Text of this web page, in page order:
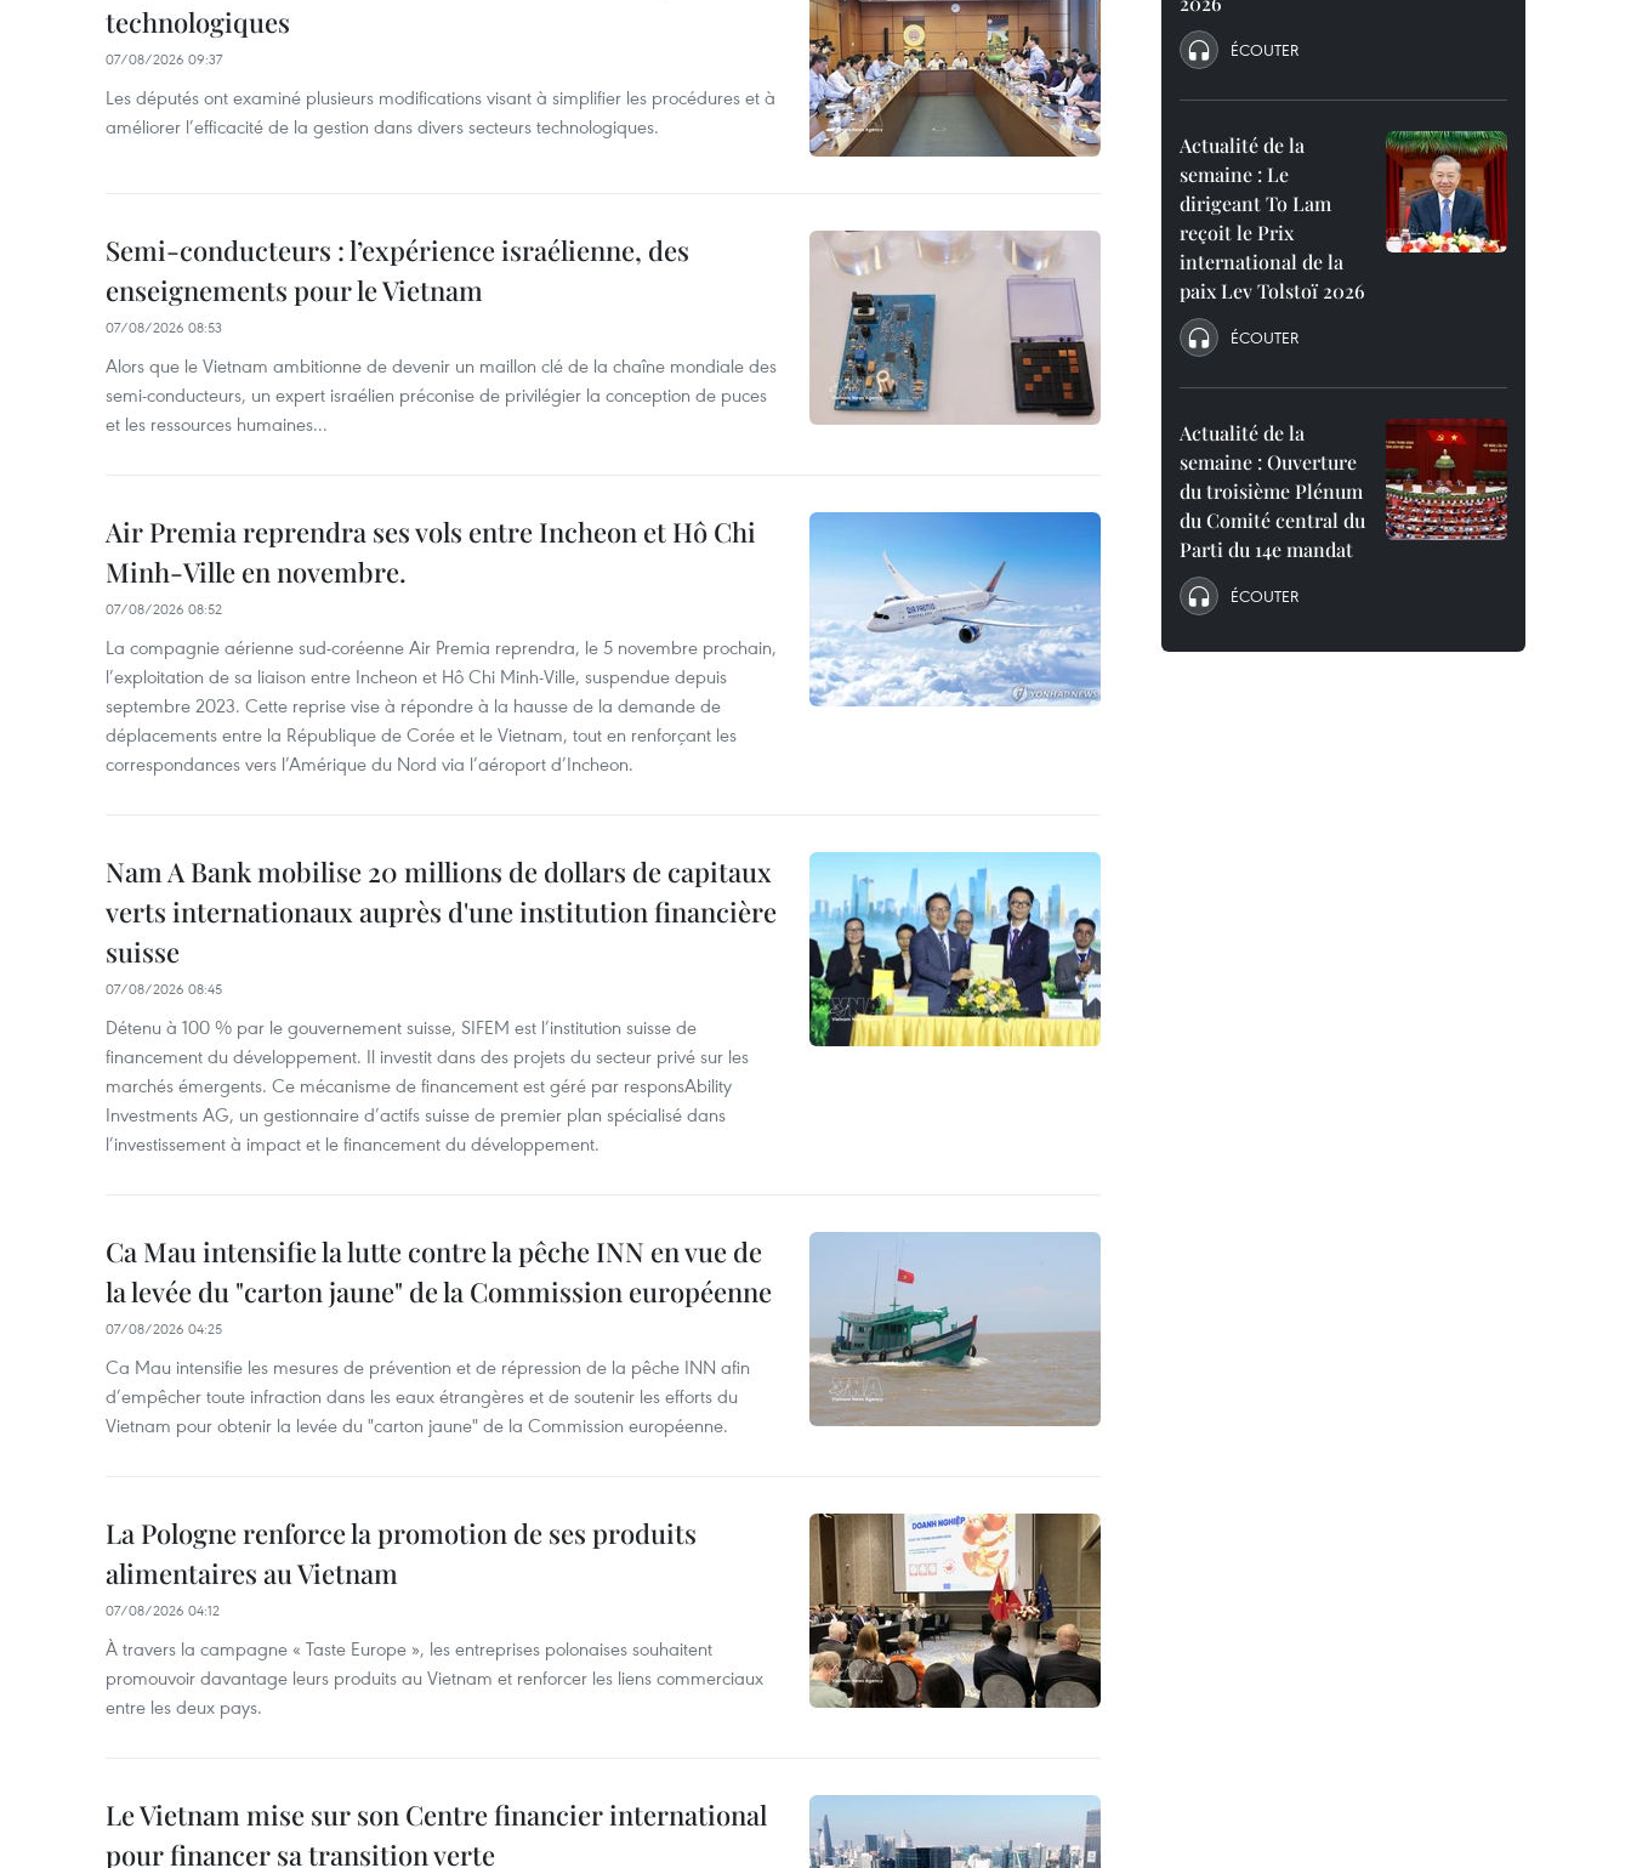
technologiques
07/08/2026 09:37
Les députés ont examiné plusieurs modifications visant à simplifier les procédures et à
améliorer l’efficacité de la gestion dans divers secteurs technologiques.
Semi-conducteurs : l’expérience israélienne, des
enseignements pour le Vietnam
07/08/2026 08:53
Alors que le Vietnam ambitionne de devenir un maillon clé de la chaîne mondiale des
semi-conducteurs, un expert israélien préconise de privilégier la conception de puces
et les ressources humaines...
Air Premia reprendra ses vols entre Incheon et Hô Chi
Minh-Ville en novembre.
07/08/2026 08:52
La compagnie aérienne sud-coréenne Air Premia reprendra, le 5 novembre prochain,
l’exploitation de sa liaison entre Incheon et Hô Chi Minh-Ville, suspendue depuis
septembre 2023. Cette reprise vise à répondre à la hausse de la demande de
déplacements entre la République de Corée et le Vietnam, tout en renforçant les
correspondances vers l’Amérique du Nord via l’aéroport d’Incheon.
Nam A Bank mobilise 20 millions de dollars de capitaux
verts internationaux auprès d'une institution financière
suisse
07/08/2026 08:45
Détenu à 100 % par le gouvernement suisse, SIFEM est l’institution suisse de
financement du développement. Il investit dans des projets du secteur privé sur les
marchés émergents. Ce mécanisme de financement est géré par responsAbility
Investments AG, un gestionnaire d’actifs suisse de premier plan spécialisé dans
l’investissement à impact et le financement du développement.
Ca Mau intensifie la lutte contre la pêche INN en vue de
la levée du "carton jaune" de la Commission européenne
07/08/2026 04:25
Ca Mau intensifie les mesures de prévention et de répression de la pêche INN afin
d’empêcher toute infraction dans les eaux étrangères et de soutenir les efforts du
Vietnam pour obtenir la levée du "carton jaune" de la Commission européenne.
La Pologne renforce la promotion de ses produits
alimentaires au Vietnam
07/08/2026 04:12
À travers la campagne « Taste Europe », les entreprises polonaises souhaitent
promouvoir davantage leurs produits au Vietnam et renforcer les liens commerciaux
entre les deux pays.
Le Vietnam mise sur son Centre financier international
pour financer sa transition verte
ÉCOUTER
Actualité de la
semaine : Le
dirigeant To Lam
reçoit le Prix
international de la
paix Lev Tolstoï 2026
ÉCOUTER
Actualité de la
semaine : Ouverture
du troisième Plénum
du Comité central du
Parti du 14e mandat
ÉCOUTER